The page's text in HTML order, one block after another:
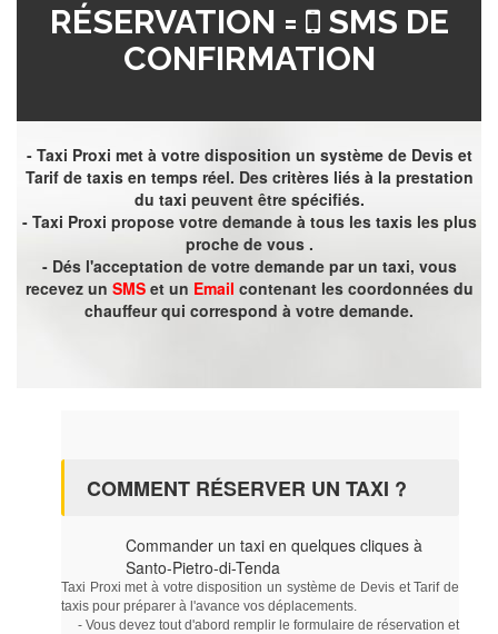
RÉSERVATION =
SMS DE
CONFIRMATION
- Taxi Proxi met à votre disposition un système de Devis et
Tarif de taxis en temps réel. Des critères liés à la prestation
du taxi peuvent être spécifiés.
- Taxi Proxi propose votre demande à tous les taxis les plus
proche de vous .
- Dés l'acceptation de votre demande par un taxi, vous
recevez un SMSet un Email contenant les coordonnées du
chauffeur qui correspond à votre demande.
COMMENT RÉSERVER UN TAXI ?
Commander un taxi en quelques cliques à
Santo-Pietro-di-Tenda
Taxi Proxi met à votre disposition un système de Devis et Tarif de
taxis pour préparer à l'avance vos déplacements.
- Vous devez tout d'abord remplir le formulaire de réservation et